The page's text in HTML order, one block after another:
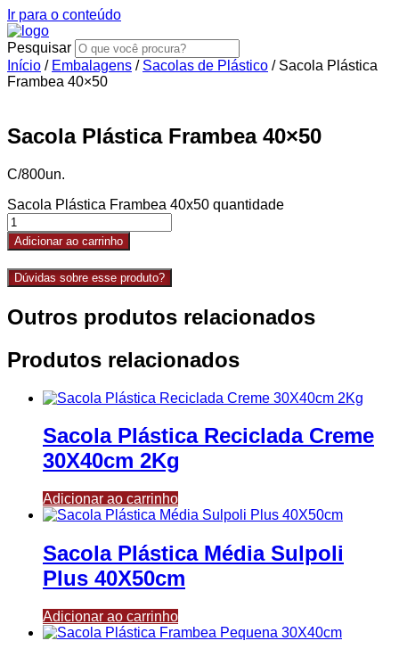
Ir para o conteúdo
Pesquisar
Início / Embalagens / Sacolas de Plástico / Sacola Plástica
Frambea 40×50
Sacola Plástica Frambea 40×50
C/800un.
Sacola Plástica Frambea 40x50 quantidade
Adicionar ao carrinho
Dúvidas sobre esse produto?
Outros produtos relacionados
Produtos relacionados
Sacola Plástica Reciclada Creme
30X40cm 2Kg
Adicionar ao carrinho
Sacola Plástica Média Sulpoli
Plus 40X50cm
Adicionar ao carrinho